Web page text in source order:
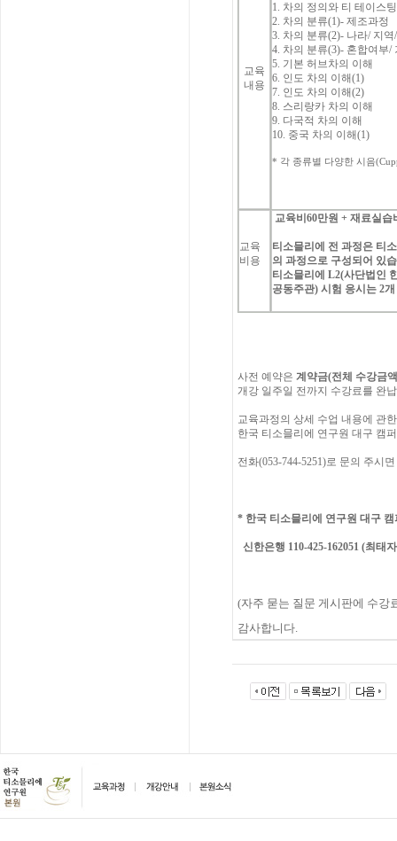
교육
내용
1. 차의 정의와 티 테이스
2. 차의 분류(1)-제조과정
3. 차의 분류(2)- 나라/ 지역
4. 차의 분류(3)- 혼합여부/
5. 기본 허브차의 이해
6. 인도 차의 이해(1)
7. 인도 차의 이해(2)
8. 스리랑카 차의 이해
9. 다국적 차의 이해
10. 중국 차의 이해(1)
* 각 종류별 다양한 시음
교육
비용
교육비60만원 +재료실습
티소믈리에 전 과정은 티
의 과정으로 구성되어 있
티소믈리에 L2(사단법인
공동주관)시험 응시는 2개
사전 예약은 계약금(전체 수강금
개강 일주일 전까지 수강료를 완
교육과정의 상세 수업 내용에 관한
한국 티소믈리에 연구원 대구 캠
전화(053-744-5251)로 문의 주시면
* 한국 티소믈리에 연구원 대구
신한은행 110-425-162051 (최태
(자주 묻는 질문 게시판에 수강
감사합니다.